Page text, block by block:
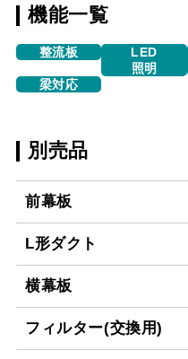
機能一覧
整流板
LED
照明
梁対応
別売品
前幕板
MPB-9465 BK
MPB-9465 W
L形ダクト
LD-15
横幕板
フィルター(交換用)